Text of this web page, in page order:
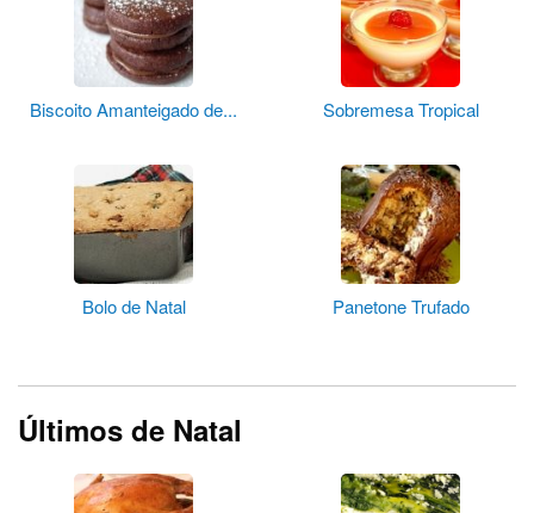
Biscoito Amanteigado de... Sobremesa Tropical
Bolo de Natal Panetone Trufado
Últimos de Natal